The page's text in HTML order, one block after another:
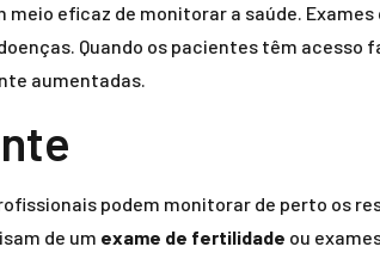
meio eficaz de monitorar a saúde. Exames
Quando os pacientes têm acesso
aumentadas.
podem monitorar de perto os
de um exame de fertilidade ou